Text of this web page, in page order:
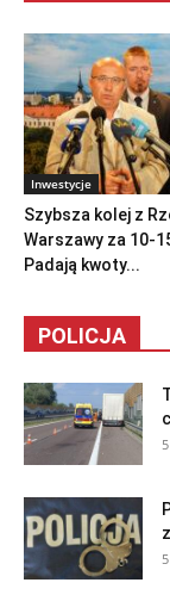
Inwestycje
Szybsza kolej z
Warszawy za 10-
Padają kwoty...
POLICJA